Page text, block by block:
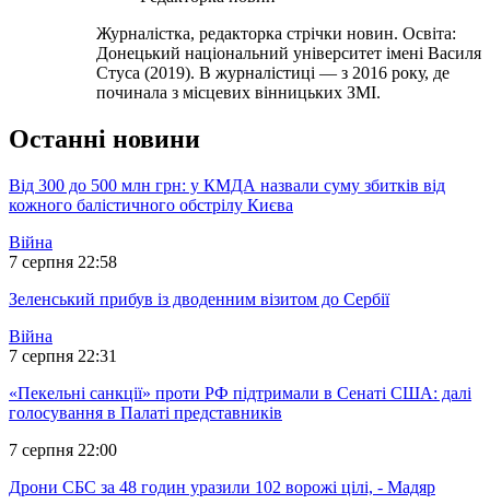
Журналістка, редакторка стрічки новин. Освіта:
Донецький національний університет імені Василя
Стуса (2019). В журналістиці — з 2016 року, де
починала з місцевих вінницьких ЗМІ.
Останні новини
Від 300 до 500 млн грн: у КМДА назвали суму збитків від
кожного балістичного обстрілу Києва
Війна
7 серпня 22:58
Зеленський прибув із дводенним візитом до Сербії
Війна
7 серпня 22:31
«Пекельні санкції» проти РФ підтримали в Сенаті США: далі
голосування в Палаті представників
7 серпня 22:00
Дрони СБС за 48 годин уразили 102 ворожі цілі, - Мадяр